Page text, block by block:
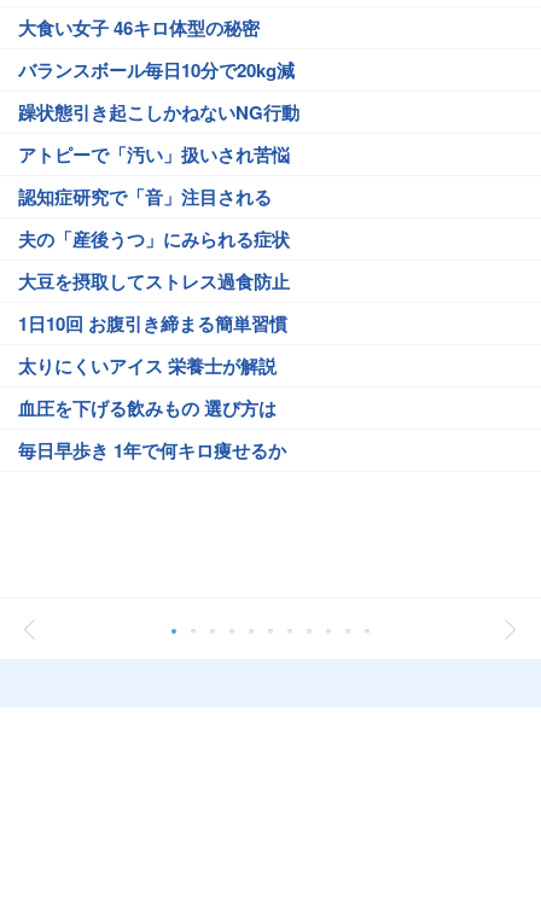
大食い女子 46キロ体型の秘密
バランスボール毎日10分で20kg減
躁状態引き起こしかねないNG行動
アトピーで「汚い」扱いされ苦悩
認知症研究で「音」注目される
夫の「産後うつ」にみられる症状
大豆を摂取してストレス過食防止
1日10回 お腹引き締まる簡単習慣
太りにくいアイス 栄養士が解説
血圧を下げる飲みもの 選び方は
毎日早歩き 1年で何キロ痩せるか